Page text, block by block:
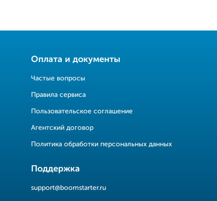
Оплата и документы
Частые вопросы
Правила сервиса
Пользовательское соглашение
Агентский договор
Политика обработки персональных данных
Поддержка
support@boomstarter.ru